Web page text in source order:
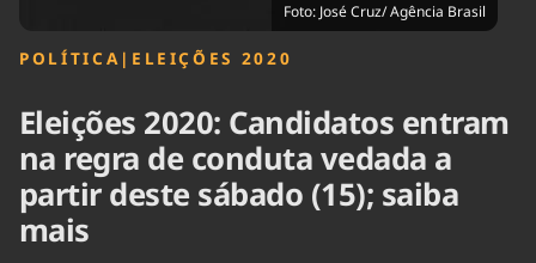
Foto: José Cruz/ Agência Brasil
POLÍTICA | ELEIÇÕES 2020
Eleições 2020: Candidatos entram
na regra de conduta vedada a
partir deste sábado (15); saiba
mais